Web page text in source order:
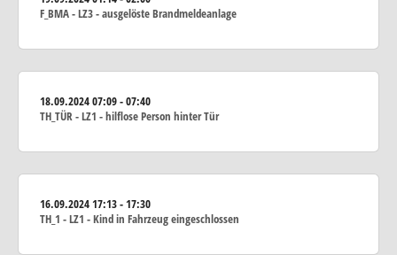
F_BMA - LZ3 - ausgelöste Brandmeldeanlage
18.09.202407:09 - 07:40
TH_TÜR - LZ1 - hilflose Person hinter Tür
16.09.202417:13 - 17:30
TH_1 - LZ1 - Kind in Fahrzeug eingeschlossen